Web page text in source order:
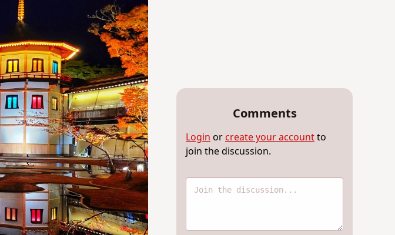
Comments
Login or create your accountto
join the discussion.